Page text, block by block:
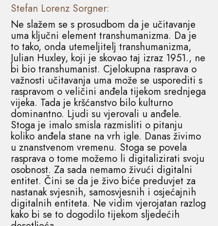
Stefan Lorenz Sorgner:
Ne slažem se s prosudbom da je učitavanje
uma ključni element transhumanizma. Da je
to tako, onda utemeljitelj transhumanizma,
Julian Huxley, koji je skovao taj izraz 1951., ne
bi bio transhumanist. Cjelokupna rasprava o
važnosti učitavanja uma može se usporediti s
raspravom o veličini anđela tijekom srednjega
vijeka. Tada je kršćanstvo bilo kulturno
dominantno. Ljudi su vjerovali u anđele.
Stoga je imalo smisla razmisliti o pitanju
koliko anđela stane na vrh igle. Danas živimo
u znanstvenom vremenu. Stoga se povela
rasprava o tome možemo li digitalizirati svoju
osobnost. Za sada nemamo živući digitalni
entitet. Čini se da je živo biće preduvjet za
nastanak svjesnih, samosvjesnih i osjećajnih
digitalnih entiteta. Ne vidim vjerojatan razlog
kako bi se to dogodilo tijekom sljedećih